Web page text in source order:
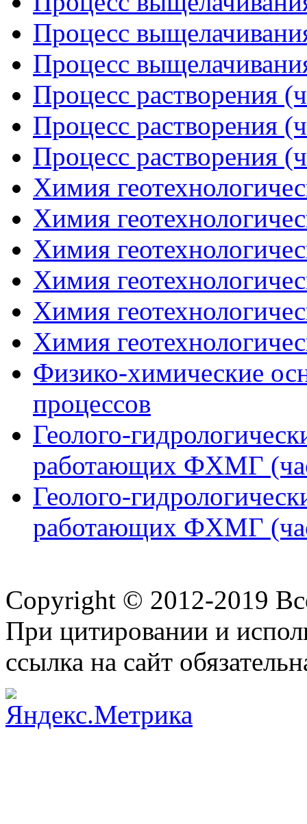
Процесс
Процесс
Процесс растворения
Процесс растворения
Процесс растворения
Химия
Химия
Химия
Химия
Химия
Химия
Физико-химические
процессов
Геолого-
работающих ФХМГ
Геолого-
работающих ФХМГ
Copyright © 2012-2019
При цитировании и
ссылка на сайт